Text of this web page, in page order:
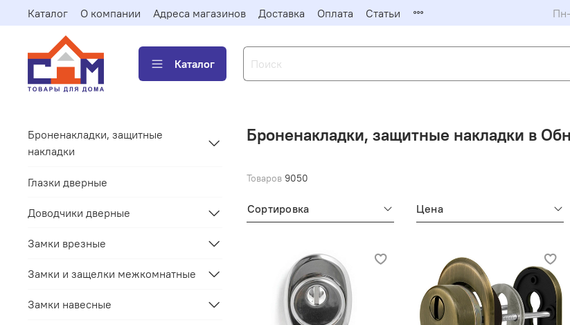
Каталог О компании Адреса магазинов Доставка Оплата Статьи
Каталог
Броненакладки, защитные накладки в
Товаров 9050
Сортировка Цена
Броненакладки, защитные
накладки
Глазки дверные
Доводчики дверные
Замки врезные
Замки и защелки межкомнатные
Замки навесные